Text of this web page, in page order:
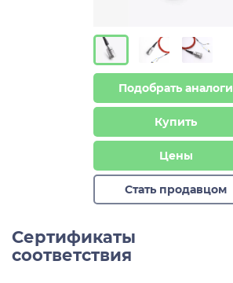
Подобрать аналоги
Купить
Цены
Стать продавцом
Сертификаты
соответствия